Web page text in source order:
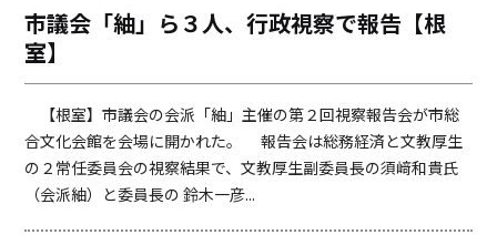
o
o
i
市議会「紬」ら３人、行政視察で報告【根
室】
【根室】市議会の会派「紬」主催の第２回視察報告会が市総
合文化会館を会場に開かれた。 報告会は総務経済と文教厚生
の２常任委員会の視察結果で、文教厚生副委員長の須﨑和貴氏
（会派紬）と委員長の 鈴木一彦...